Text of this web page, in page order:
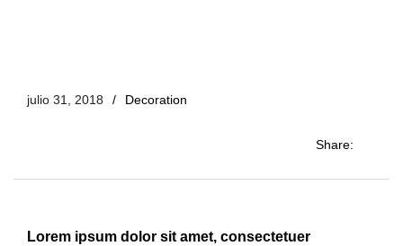
julio 31, 2018 Decoration
Share:
Lorem ipsum dolor sit amet, consectetuer